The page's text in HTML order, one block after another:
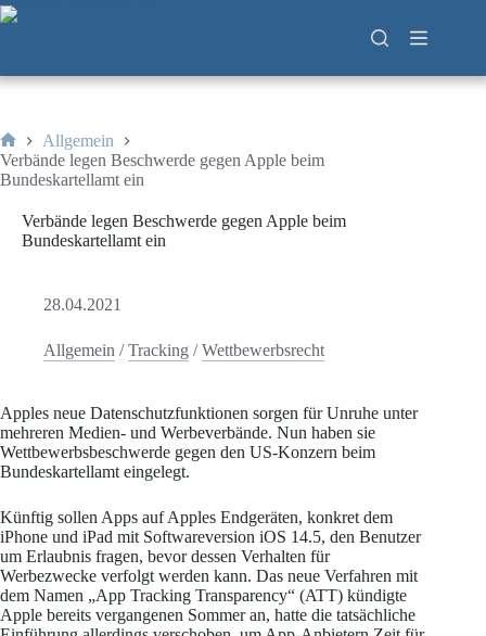
Zum
Inhalt
Start
Allgemein
Verbände legen Beschwerde gegen Apple beim
Bundeskartellamt ein
Verbände legen Beschwerde gegen Apple beim
Bundeskartellamt ein
28.04.2021
Allgemein /Tracking /Wettbewerbsrecht
Apples neue Datenschutzfunktionen sorgen für Unruhe unter
mehreren Medien- und Werbeverbände. Nun haben sie
Wettbewerbsbeschwerde gegen den US-Konzern beim
Bundeskartellamt eingelegt.
Künftig sollen Apps auf Apples Endgeräten, konkret dem
iPhone und iPad mit Softwareversion iOS 14.5, den Benutzer
um Erlaubnis fragen, bevor dessen Verhalten für
Werbezwecke verfolgt werden kann. Das neue Verfahren mit
dem Namen „App Tracking Transparency“ (ATT) kündigte
Apple bereits vergangenen Sommer an, hatte die tatsächliche